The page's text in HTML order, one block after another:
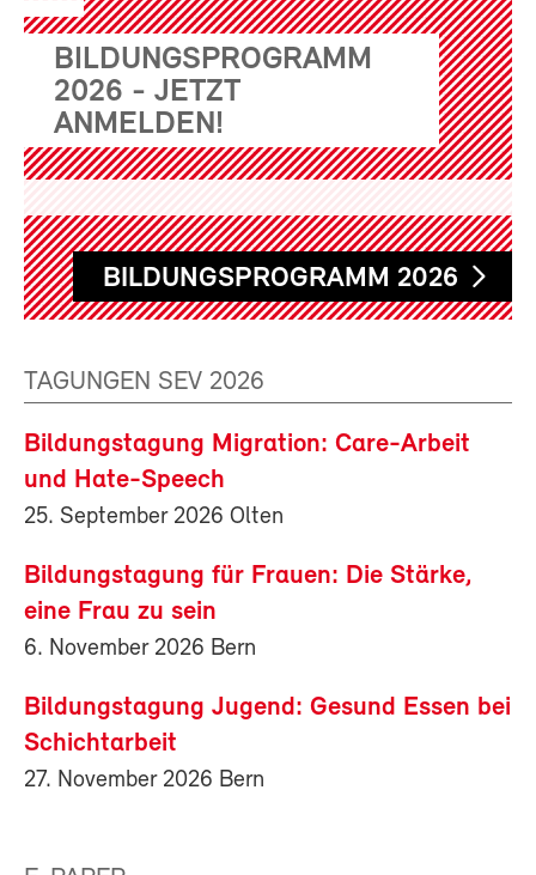
BILDUNGSPROGRAMM
2026 - JETZT
ANMELDEN!
BILDUNGSPROGRAMM 2026
TAGUNGEN SEV 2026
Bildungstagung Migration: Care-Arbeit
und Hate-Speech
25. September 2026 Olten
Bildungstagung für Frauen: Die Stärke,
eine Frau zu sein
6. November 2026 Bern
Bildungstagung Jugend: Gesund Essen bei
Schichtarbeit
27. November 2026 Bern